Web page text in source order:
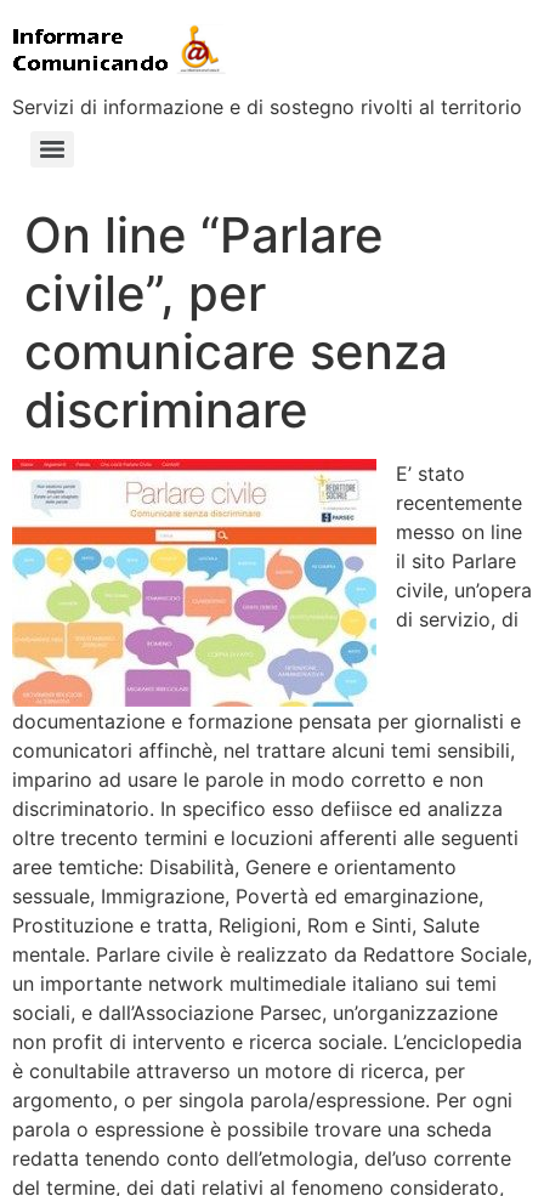
Servizi di informazione e di sostegno rivolti al territorio
On line “Parlare
civile”, per
comunicare senza
discriminare
E’ stato
recentemente
messo on line
il sito Parlare
civile, un’opera
di servizio, di
documentazione e formazione pensata per giornalisti e
comunicatori affinchè, nel trattare alcuni temi sensibili,
imparino ad usare le parole in modo corretto e non
discriminatorio. In specifico esso defiisce ed analizza
oltre trecento termini e locuzioni afferenti alle seguenti
aree temtiche: Disabilità, Genere e orientamento
sessuale, Immigrazione, Povertà ed emarginazione,
Prostituzione e tratta, Religioni, Rom e Sinti, Salute
mentale. Parlare civile è realizzato da Redattore Sociale,
un importante network multimediale italiano sui temi
sociali, e dall’Associazione Parsec, un’organizzazione
non profit di intervento e ricerca sociale. L’enciclopedia
è conultabile attraverso un motore di ricerca, per
argomento, o per singola parola/espressione. Per ogni
parola o espressione è possibile trovare una scheda
redatta tenendo conto dell’etmologia, del’uso corrente
del termine, dei dati relativi al fenomeno considerato,